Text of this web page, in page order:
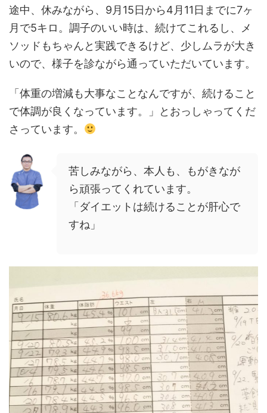
途中、休みながら、9月15日から4月11日までに7ヶ
月で5キロ。調子のいい時は、続けてこれるし、メ
ソッドもちゃんと実践できるけど、少しムラが大き
いので、様子を診ながら通っていただいています。
「体重の増減も大事なことなんですが、続けること
で体調が良くなっています。」とおっしゃってくだ
さっています。
苦しみながら、本人も、もがきなが
ら頑張ってくれています。
「ダイエットは続けることが肝心で
すね」